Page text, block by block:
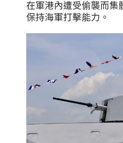
在軍港內遭受偷襲而集
保持海軍打擊能力。